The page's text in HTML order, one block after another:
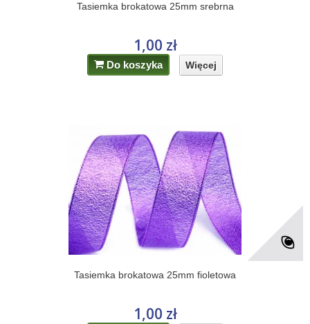
Tasiemka brokatowa 25mm srebrna
1,00 zł
Do koszyka Więcej
Tasiemka brokatowa 25mm fioletowa
1,00 zł